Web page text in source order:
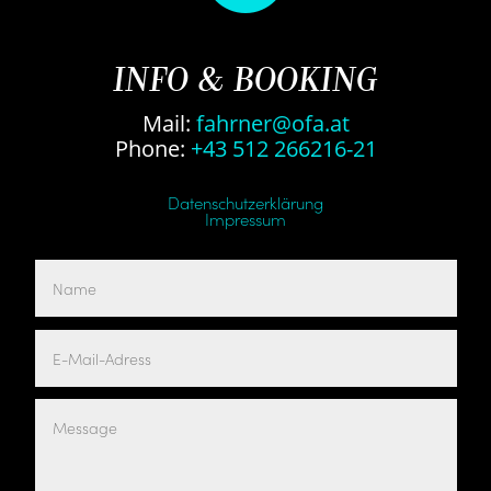
INFO & BOOKING
Mail: fahrner@ofa.at
Phone: +43 512 266216-21
Datenschutzerklärung
Impressum